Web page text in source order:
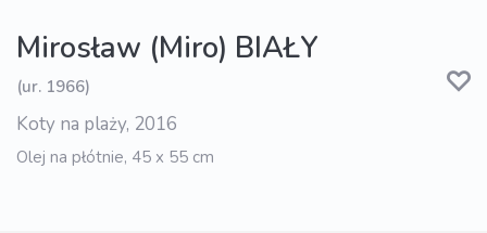
Mirosław (Miro) BIAŁY
(ur. 1966)
Koty na plaży, 2016
Olej na płótnie, 45 x 55 cm